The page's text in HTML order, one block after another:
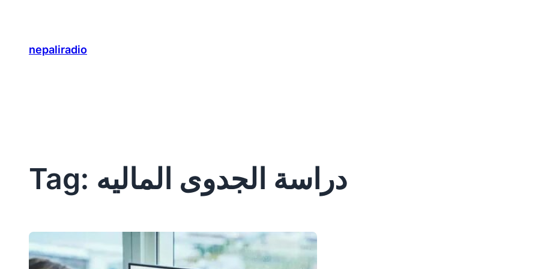
contentnepaliradio
Tag: دراسة الجدوى الماليه